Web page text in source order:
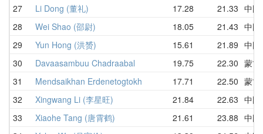
27
Li Dong (董礼) 17.28 21.33 中国
28
Wei Shao (邵尉) 18.05 21.43 中国
29
Yun Hong (洪赟) 15.61 21.89 中国
30
Davaasambuu Chadraabal 19.75 22.30 蒙古
31
Mendsaikhan Erdenetogtokh 17.71 22.50 蒙古
32
Xingwang Li (李星旺) 21.84 22.63 中国
33
Xiaohe Tang (唐霄鹤) 21.61 23.88 中国